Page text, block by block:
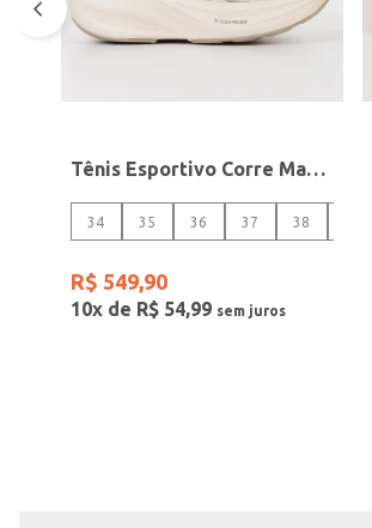
Tênis Esportivo Corre Max Olympikus Feminino BEGE
34 35 36 37 38
R$ 549,90
10x de R$ 54,99